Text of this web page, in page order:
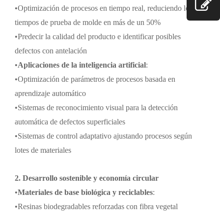
•Optimización de procesos en tiempo real, reduciendo los
tiempos de prueba de molde en más de un 50%
•Predecir la calidad del producto e identificar posibles
defectos con antelación
•Aplicaciones de la inteligencia artificial:
•Optimización de parámetros de procesos basada en
aprendizaje automático
•Sistemas de reconocimiento visual para la detección
automática de defectos superficiales
•Sistemas de control adaptativo ajustando procesos según
lotes de materiales
2. Desarrollo sostenible y economía circular
•Materiales de base biológica y reciclables:
•Resinas biodegradables reforzadas con fibra vegetal